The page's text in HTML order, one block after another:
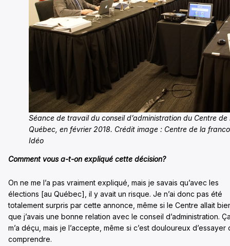
Séance de travail du conseil d’administration du Centre
Québec, en février 2018. Crédit image : Centre de la
Idéo
Comment vous a-t-on expliqué cette décision?
On ne me l’a pas vraiment expliqué, mais je savais qu’avec les
élections [au Québec], il y avait un risque. Je n’ai donc pas été
totalement surpris par cette annonce, même si le Centre allait
que j’avais une bonne relation avec le conseil d’administration.
m’a déçu, mais je l’accepte, même si c’est douloureux d’essayer
comprendre.